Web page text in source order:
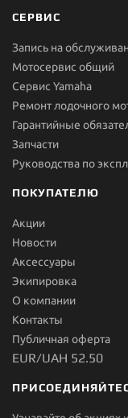
СЕРВИС
Запись на
Мотосервис общий
Сервис Yamaha
Ремонт лодочного
Гарантийные
Запчасти
Руководства по
ПОКУПАТЕЛЮ
Акции
Новости
Aксессуары
Экипировка
О компании
Контакты
Публичная оферта
EUR/UAH 52.50